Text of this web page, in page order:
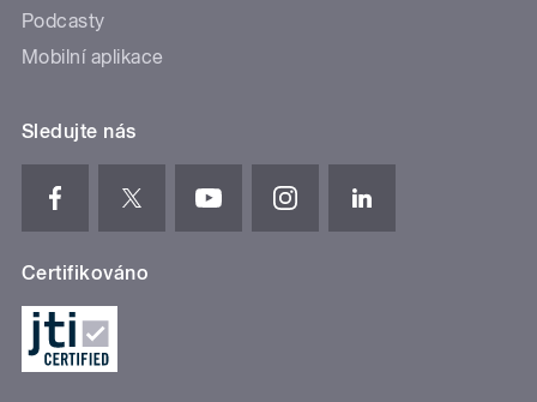
Podcasty
Mobilní aplikace
Sledujte nás
Certifikováno